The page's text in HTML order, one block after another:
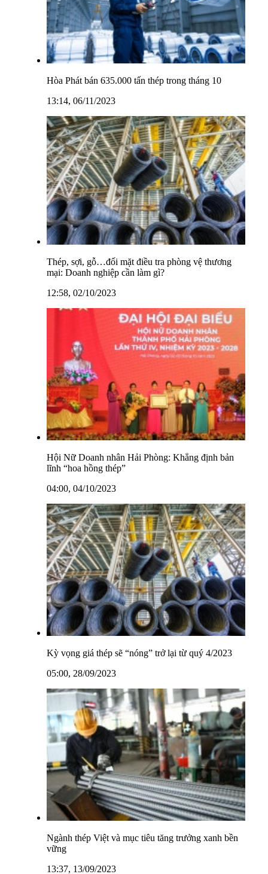
Hòa Phát bán 635.000 tấn thép trong tháng 10
13:14, 06/11/2023
Thép, sợi, gỗ…đối mặt điều tra phòng vệ thương
mại: Doanh nghiệp cần làm gì?
12:58, 02/10/2023
Hội Nữ Doanh nhân Hải Phòng: Khẳng định bản
lĩnh “hoa hồng thép”
04:00, 04/10/2023
Kỳ vọng giá thép sẽ “nóng” trở lại từ quý 4/2023
05:00, 28/09/2023
Ngành thép Việt và mục tiêu tăng trưởng xanh bền
vững
13:37, 13/09/2023